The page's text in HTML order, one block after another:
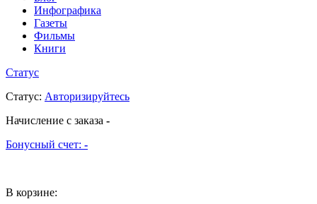
Инфографика
Газеты
Фильмы
Книги
Статус
Статус: Авторизируйтесь
Начисление с заказа -
Бонусный счет: -
В корзине: